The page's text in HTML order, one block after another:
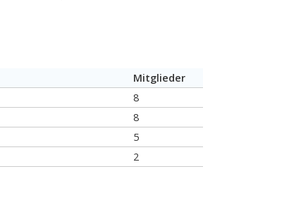
Mitglieder
8
8
5
2